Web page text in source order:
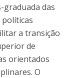
graduada das
políticas
a transição
de
orientados
O